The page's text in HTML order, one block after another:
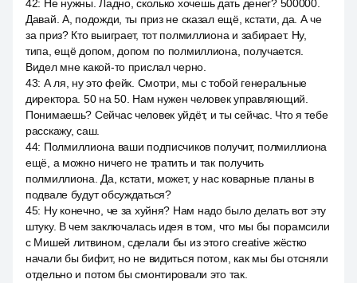
42: Не нужны. Ладно, сколько хочешь дать денег? 500000.
Давай. А, подожди, ты приз не сказал ещё, кстати, да. А че
за приз? Кто выиграет, тот полмиллиона и забирает. Ну,
типа, ещё допом, допом по полмиллиона, получается.
Видел мне какой-то прислал черно.
43: А ля, ну это фейк. Смотри, мы с тобой генеральные
директора. 50 на 50. Нам нужен человек управляющий.
Понимаешь? Сейчас человек уйдёт, и ты сейчас. Что я тебе
расскажу, саш.
44: Полмиллиона ваши подписчиков получит, полмиллиона
ещё, а можно ничего не тратить и так получить
полмиллиона. Да, кстати, может, у нас коварные планы в
подвале будут обсуждаться?
45: Ну конечно, че за хуйня? Нам надо было делать вот эту
штуку. В чем заключалась идея в том, что мы бы порамсили
с Мишей литвином, сделали бы из этого creative жёстко
начали бы бифит, но не видиться потом, как мы бы отсняли
отдельно и потом бы смонтировали это так.